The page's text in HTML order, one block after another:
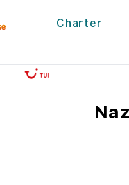
Charter